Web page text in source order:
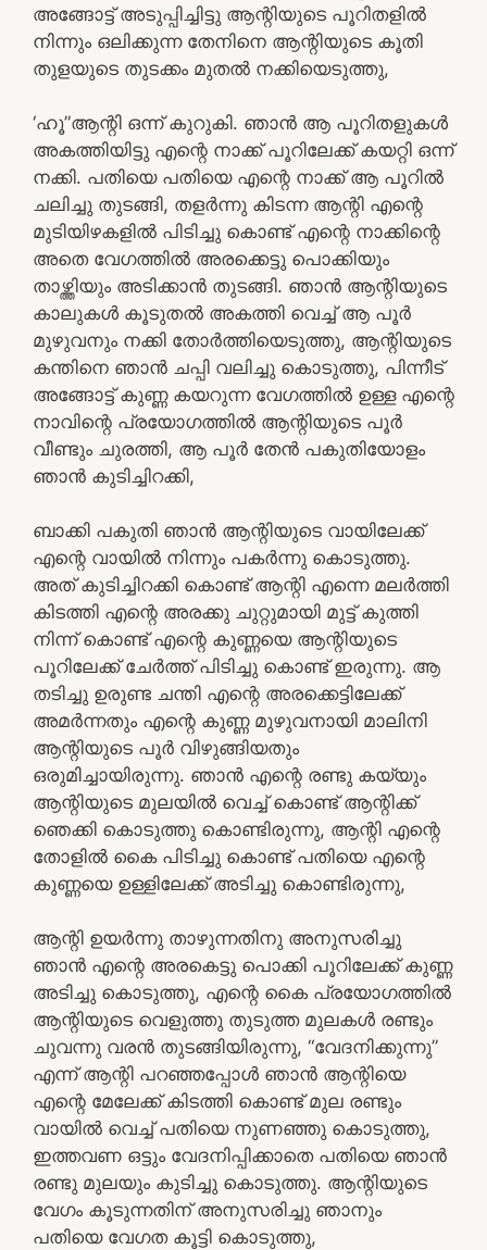
അങ്ങോട്ട് അടുപ്പിച്ചിട്ടു ആന്റിയുടെ പൂറിതളിൽ
നിന്നും ഒലിക്കുന്ന തേനിനെ ആന്റിയുടെ കൂതി
തുളയുടെ തുടക്കം മുതൽ നക്കിയെടുത്തു,
‘ഹൂ”ആന്റി ഒന്ന് കുറുകി. ഞാൻ ആ പൂറിതളുകൾ
അകത്തിയിട്ടു എന്റെ നാക്ക് പൂറിലേക്ക് കയറ്റി ഒന്ന്
നക്കി. പതിയെ പതിയെ എന്റെ നാക്ക് ആ പൂറിൽ
ചലിച്ചു തുടങ്ങി, തളർന്നു കിടന്ന ആന്റി എന്റെ
മുടിയിഴകളിൽ പിടിച്ചു കൊണ്ട് എന്റെ നാക്കിന്റെ
അതെ വേഗത്തിൽ അരക്കെട്ടു പൊക്കിയും
താഴ്ത്തിയും അടിക്കാൻ തുടങ്ങി. ഞാൻ ആന്റിയുടെ
കാലുകൾ കൂടുതൽ അകത്തി വെച്ച് ആ പൂർ
മുഴുവനും നക്കി തോർത്തിയെടുത്തു, ആന്റിയുടെ
കന്തിനെ ഞാൻ ചപ്പി വലിച്ചു കൊടുത്തു, പിന്നീട്
അങ്ങോട്ട് കുണ്ണ കയറുന്ന വേഗത്തിൽ ഉള്ള എന്റെ
നാവിന്റെ പ്രയോഗത്തിൽ ആന്റിയുടെ പൂർ
വീണ്ടും ചുരത്തി, ആ പൂർ തേൻ പകുതിയോളം
ഞാൻ കുടിച്ചിറക്കി,
ബാക്കി പകുതി ഞാൻ ആന്റിയുടെ വായിലേക്ക്
എന്റെ വായിൽ നിന്നും പകർന്നു കൊടുത്തു.
അത് കുടിച്ചിറക്കി കൊണ്ട് ആന്റി എന്നെ മലർത്തി
കിടത്തി എന്റെ അരക്കു ചുറ്റുമായി മുട്ട് കുത്തി
നിന്ന് കൊണ്ട് എന്റെ കുണ്ണയെ ആന്റിയുടെ
പൂറിലേക്ക് ചേർത്ത് പിടിച്ചു കൊണ്ട് ഇരുന്നു. ആ
തടിച്ചു ഉരുണ്ട ചന്തി എന്റെ അരക്കെട്ടിലേക്ക്
അമർന്നതും എന്റെ കുണ്ണ മുഴുവനായി മാലിനി
ആന്റിയുടെ പൂർ വിഴുങ്ങിയതും
ഒരുമിച്ചായിരുന്നു. ഞാൻ എന്റെ രണ്ടു കയ്യും
ആന്റിയുടെ മുലയിൽ വെച്ച് കൊണ്ട് ആന്റിക്ക്
ഞെക്കി കൊടുത്തു കൊണ്ടിരുന്നു, ആന്റി എന്റെ
തോളിൽ കൈ പിടിച്ചു കൊണ്ട് പതിയെ എന്റെ
കുണ്ണയെ ഉള്ളിലേക്ക് അടിച്ചു കൊണ്ടിരുന്നു,
ആന്റി ഉയർന്നു താഴുന്നതിനു അനുസരിച്ചു
ഞാൻ എന്റെ അരകെട്ടു പൊക്കി പൂറിലേക്ക് കുണ്ണ
അടിച്ചു കൊടുത്തു, എന്റെ കൈ പ്രയോഗത്തിൽ
ആന്റിയുടെ വെളുത്തു തുടുത്ത മുലകൾ രണ്ടും
ചുവന്നു വരൻ തുടങ്ങിയിരുന്നു, “വേദനിക്കുന്നു”
എന്ന് ആന്റി പറഞ്ഞപ്പോൾ ഞാൻ ആന്റിയെ
എന്റെ മേലേക്ക് കിടത്തി കൊണ്ട് മുല രണ്ടും
വായിൽ വെച്ച് പതിയെ നുണഞ്ഞു കൊടുത്തു,
ഇത്തവണ ഒട്ടും വേദനിപ്പിക്കാതെ പതിയെ ഞാൻ
രണ്ടു മുലയും കുടിച്ചു കൊടുത്തു. ആന്റിയുടെ
വേഗം കൂടുന്നതിന് അനുസരിച്ചു ഞാനും
പതിയെ വേഗത കൂട്ടി കൊടുത്തു,